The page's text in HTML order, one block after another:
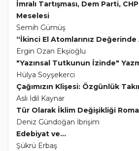
İmralı Tartışması, Dem Parti,
Meselesi
Semih Gümüş
“İkinci El Atomlarınız Değerinde
Ergin Ozan Ekşioğlu
"Yazınsal Tutkunun İzinde"
Hülya Soyşekerci
Çağımızın Klişesi: Özgünlük
Aslı İdil Kaynar
Tür Olarak İklim Değişikliği
Deniz Gündoğan İbrişim
Edebiyat ve...
Şükrü Erbaş